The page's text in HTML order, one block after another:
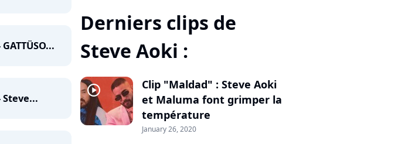
Derniers clips de
Steve Aoki :
player2
Clip "Maldad" : Steve Aoki
et Maluma font grimper la
température
January 26, 2020